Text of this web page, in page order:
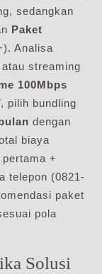
sedangkan
Paket
Analisa
streaming
100Mbps
pilih bundling
dengan
biaya
+
telepon (0821-
paket
pola
Solusi